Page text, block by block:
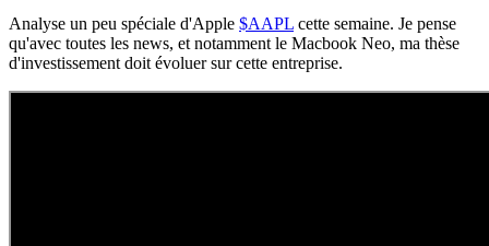
Analyse un peu spéciale d'Apple $AAPL cette semaine. Je pense
qu'avec toutes les news, et notamment le Macbook Neo, ma thèse
d'investissement doit évoluer sur cette entreprise.